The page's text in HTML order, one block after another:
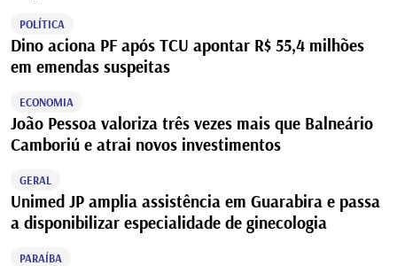
POLÍTICA
Dino aciona PF após TCU apontar R$ 55,4 milhões
em emendas suspeitas
ECONOMIA
João Pessoa valoriza três vezes mais que Balneário
Camboriú e atrai novos investimentos
GERAL
Unimed JP amplia assistência em Guarabira e passa
a disponibilizar especialidade de ginecologia
PARAÍBA